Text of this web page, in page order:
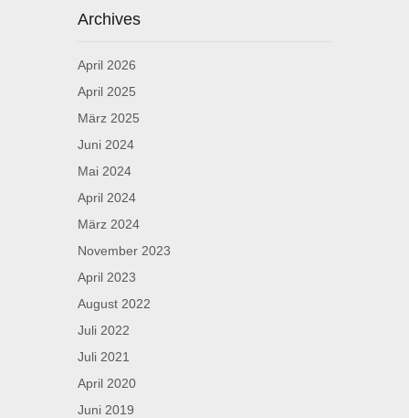
Archives
April 2026
April 2025
März 2025
Juni 2024
Mai 2024
April 2024
März 2024
November 2023
April 2023
August 2022
Juli 2022
Juli 2021
April 2020
Juni 2019